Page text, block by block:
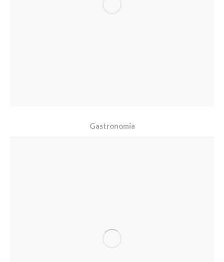
Gastronomía